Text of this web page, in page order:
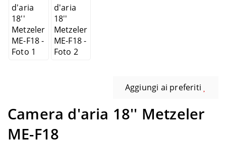
Aggiungi ai preferiti
Camera d'aria 18'' Metzeler
ME-F18